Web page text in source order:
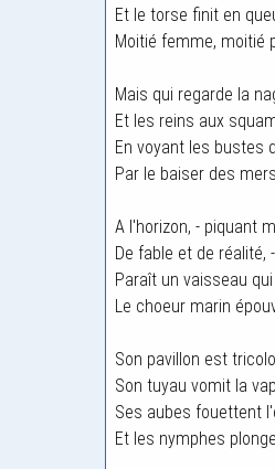
Et le torse finit en
Moitié femme, moitié
Mais qui regarde la
Et les reins aux
En voyant les bustes
Par le baiser des
A l'horizon, - piquant
De fable et de réalité, -
Paraît un vaisseau
Le choeur marin
Son pavillon est
Son tuyau vomit la
Ses aubes fouettent
Et les nymphes